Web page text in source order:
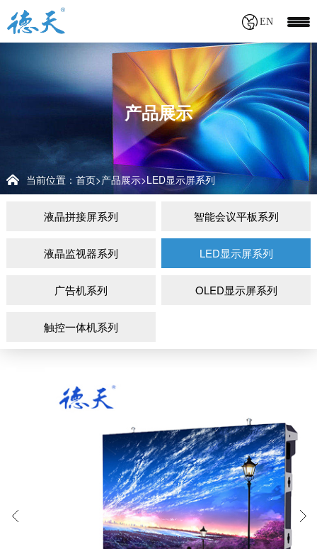
EN
产品展示
当前位置： 首页>产品展示>LED显示屏系列
液晶拼接屏系列 智能会议平板系列
液晶监视器系列 LED显示屏系列
广告机系列 OLED显示屏系列
触控一体机系列